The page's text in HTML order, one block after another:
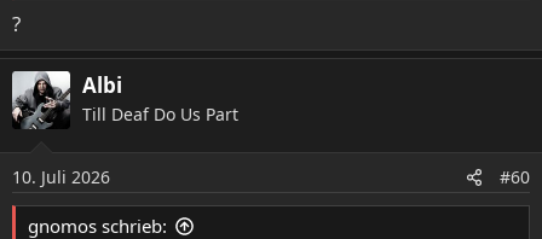
?
Albi
Till Deaf Do Us Part
10. Juli 2026 #60
gnomos schrieb: